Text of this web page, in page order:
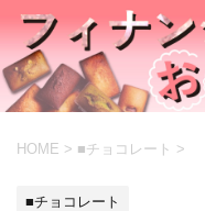
HOME > ■チョコレート >
■チョコレート